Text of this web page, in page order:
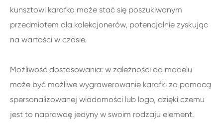
kunsztowi karafka może stać się poszukiwanym
przedmiotem dla kolekcjonerów, potencjalnie zyskując
na wartości w czasie.
Możliwość dostosowania: w zależności od modelu
może być możliwe wygrawerowanie karafki za pomocą
spersonalizowanej wiadomości lub logo, dzięki czemu
jest to naprawdę jedyny w swoim rodzaju element.